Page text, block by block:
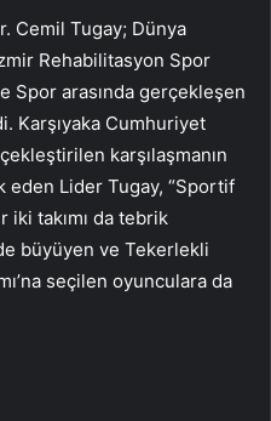
Cemil Tugay; Dünya
Rehabilitasyon Spor
Spor arasında gerçekleşen
Karşıyaka Cumhuriyet
karşılaşmanın
eden Lider Tugay, “Sportif
takımı da tebrik
büyüyen ve Tekerlekli
seçilen oyunculara da